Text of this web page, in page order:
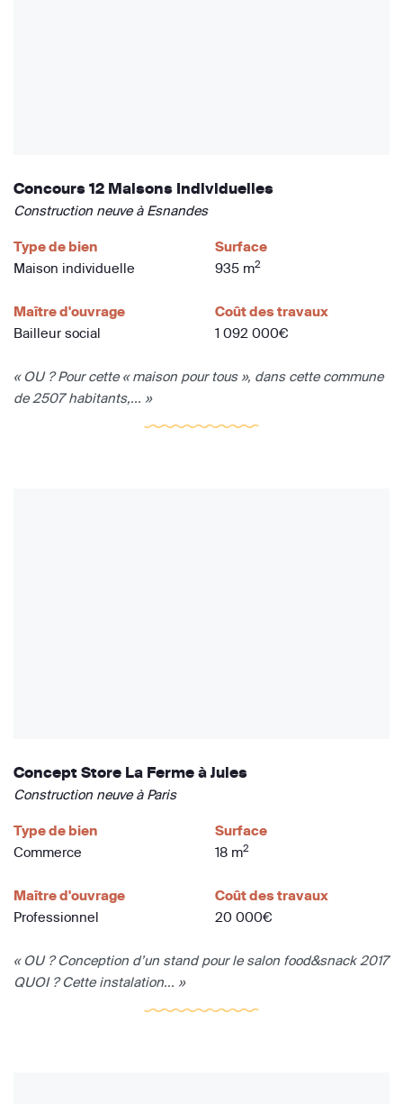
Concours 12 Maisons Individuelles
Construction neuve à Esnandes
Type de bien
Maison individuelle
Surface
935 m2
Maître d'ouvrage
Bailleur social
Coût des travaux
1 092 000€
« OU ? Pour cette « maison pour tous », dans cette commune
de 2507 habitants,... »
Concept Store La Ferme à Jules
Construction neuve à Paris
Type de bien
Commerce
Surface
18 m2
Maître d'ouvrage
Professionnel
Coût des travaux
20 000€
« OU ? Conception d’un stand pour le salon food&snack 2017
QUOI ? Cette instalation... »